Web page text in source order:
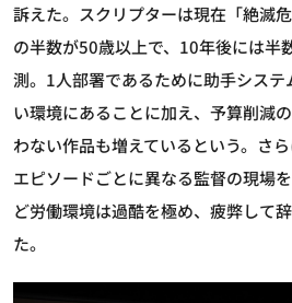
訴えた。スクリプターは現在「絶滅
の半数が50歳以上で、10年後には半
測。1人部署であるために助手システ
い環境にあることに加え、予算削減
わない作品も増えているという。さ
エピソードごとに異なる監督の現場
ど労働環境は過酷を極め、疲弊して
た。